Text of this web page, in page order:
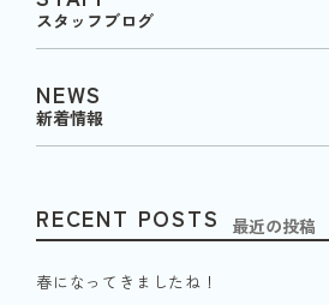
スタッフブログ
NEWS
新着情報
RECENT POSTS 最近の投稿
春になってきましたね！